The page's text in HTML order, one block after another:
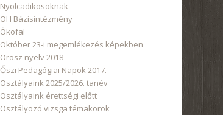
Nyolcadikosoknak
OH Bázisintézmény
Ökofal
Október 23-i megemlékezés képekben
Orosz nyelv 2018
Őszi Pedagógiai Napok 2017.
Osztályaink 2025/2026. tanév
Osztályaink érettségi előtt
Osztályozó vizsga témakörök